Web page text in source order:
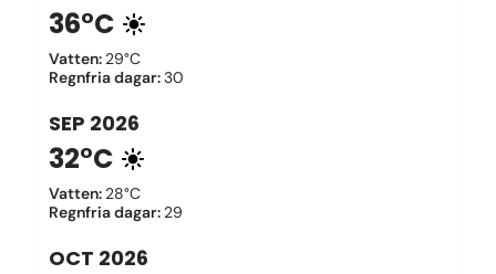
36°C
Vatten: 29°C
Regnfria dagar:30
SEP 2026
32°C
Vatten: 28°C
Regnfria dagar: 29
OCT 2026